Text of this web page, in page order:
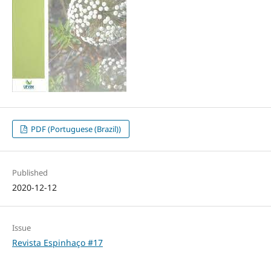
PDF (Portuguese (Brazil))
Published
2020-12-12
Issue
Revista Espinhaço #17